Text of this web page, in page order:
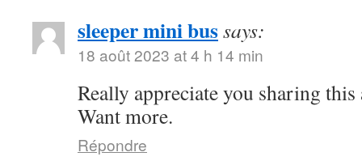
sleeper mini bussays:
18 août 2023 at 4 h 14 min
Really appreciate you sharing
Want more.
Répondre